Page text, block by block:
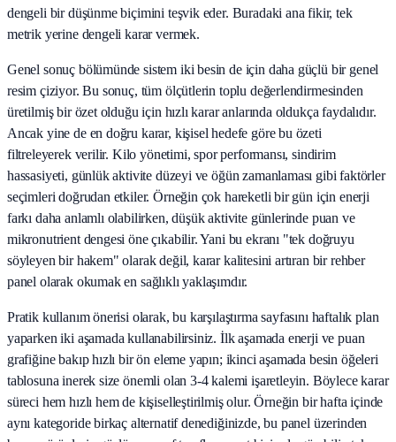
dengeli bir düşünme biçimini teşvik eder. Buradaki ana fikir, tek
metrik yerine dengeli karar vermek.
Genel sonuç bölümünde sistem iki besin de için daha güçlü bir genel
resim çiziyor. Bu sonuç, tüm ölçütlerin toplu değerlendirmesinden
üretilmiş bir özet olduğu için hızlı karar anlarında oldukça faydalıdır.
Ancak yine de en doğru karar, kişisel hedefe göre bu özeti
filtreleyerek verilir. Kilo yönetimi, spor performansı, sindirim
hassasiyeti, günlük aktivite düzeyi ve öğün zamanlaması gibi faktörler
seçimleri doğrudan etkiler. Örneğin çok hareketli bir gün için enerji
farkı daha anlamlı olabilirken, düşük aktivite günlerinde puan ve
mikronutrient dengesi öne çıkabilir. Yani bu ekranı "tek doğruyu
söyleyen bir hakem" olarak değil, karar kalitesini artıran bir rehber
panel olarak okumak en sağlıklı yaklaşımdır.
Pratik kullanım önerisi olarak, bu karşılaştırma sayfasını haftalık plan
yaparken iki aşamada kullanabilirsiniz. İlk aşamada enerji ve puan
grafiğine bakıp hızlı bir ön eleme yapın; ikinci aşamada besin öğeleri
tablosuna inerek size önemli olan 3-4 kalemi işaretleyin. Böylece karar
süreci hem hızlı hem de kişiselleştirilmiş olur. Örneğin bir hafta içinde
aynı kategoride birkaç alternatif denediğinizde, bu panel üzerinden